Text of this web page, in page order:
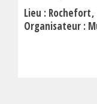
Lieu : Rochefort
Organisateur :